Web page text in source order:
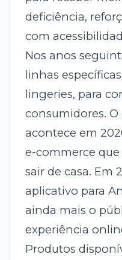
deficiência,
com
Nos anos
linhas
lingeries, para
consumidores.
acontece em
e-commerce
sair de casa. Em
aplicativo para
ainda mais o
experiência
Produtos